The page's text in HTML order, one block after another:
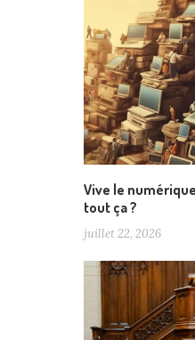
Vive le
tout ça ?
juillet 22, 2026